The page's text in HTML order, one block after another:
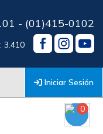
- (01)415-0102
3.410
Iniciar Sesión
0